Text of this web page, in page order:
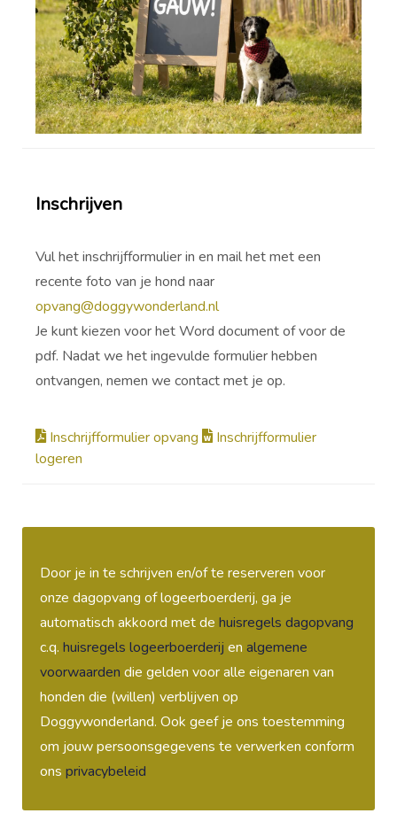
Inschrijven
Vul het inschrijfformulier in en mail het met een
recente foto van je hond naar
opvang@doggywonderland.nl
Je kunt kiezen voor het Word document of voor de
pdf. Nadat we het ingevulde formulier hebben
ontvangen, nemen we contact met je op.
Inschrijfformulier opvang
Inschrijfformulier
logeren
Door je in te schrijven en/of te reserveren voor
onze dagopvang of logeerboerderij, ga je
automatisch akkoord met de huisregels dagopvang
c.q. huisregels logeerboerderij en algemene
voorwaarden die gelden voor alle eigenaren van
honden die (willen) verblijven op
Doggywonderland. Ook geef je ons toestemming
om jouw persoonsgegevens te verwerken conform
ons privacybeleid